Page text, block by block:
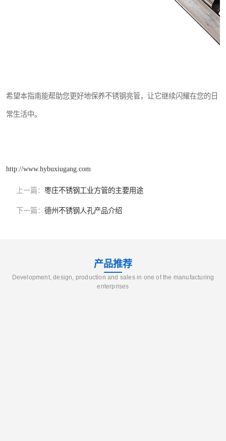
希望本指南能帮助您更好地保养不锈钢亮管，让它继续闪耀在您的日
常生活中。
http://www.hybuxiugang.com
上一篇： 枣庄不锈钢工业方管的主要用途
下一篇： 德州不锈钢人孔产品介绍
产品推荐
Development, design, production and sales in one of the manufacturing
enterprises